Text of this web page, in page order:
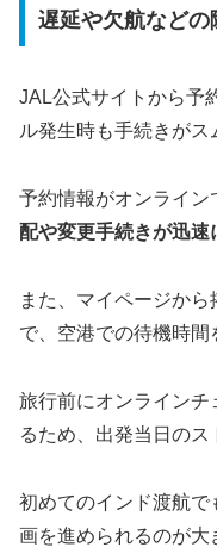
遅延や欠航など
JAL公式サイトから予
ル発生時も手続きがス
予約情報がオンライン
配や変更手続きが迅速
また、マイページか
で、空港での待機時間
旅行前にオンライン
るため、出発当日のス
初めてのインド渡航
画を進められるのが大